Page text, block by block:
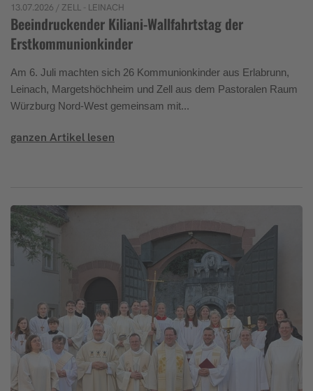
13.07.2026 / ZELL - LEINACH
Beeindruckender Kiliani-Wallfahrtstag der
Erstkommunionkinder
Am 6. Juli machten sich 26 Kommunionkinder aus Erlabrunn,
Leinach, Margetshöchheim und Zell aus dem Pastoralen Raum
Würzburg Nord-West gemeinsam mit...
ganzen Artikel lesen